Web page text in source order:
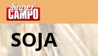
Temas de hoy
SOJA